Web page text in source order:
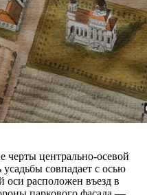
черты центрально-осевой
совпадает с осью
оси расположен въезд в